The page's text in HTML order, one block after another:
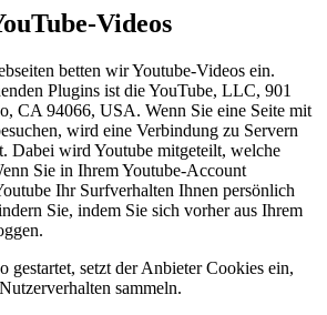
Videos
betten wir Youtube-Videos ein.
Plugins ist die YouTube, LLC, 901
CA 94066, USA. Wenn Sie eine Seite mit
wird eine Verbindung zu Servern
Dabei wird Youtube mitgeteilt, welche
Sie in Ihrem Youtube-Account
Ihr Surfverhalten Ihnen persönlich
Sie, indem Sie sich vorher aus Ihrem
gestartet, setzt der Anbieter Cookies ein,
sammeln.